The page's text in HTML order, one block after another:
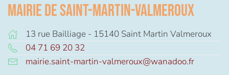
Mairie de Saint-Martin-Valmeroux
13 rue Bailliage - 15140 Saint Martin Valmeroux
04 71 69 20 32
mairie.saint-martin-valmeroux@wanadoo.fr